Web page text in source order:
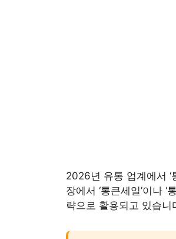
2026년 유통 업계에서
장에서 ‘통큰세일’이나
략으로 활용되고 있습니